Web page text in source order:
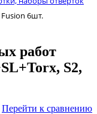
6шт.
работ
S2,
Перейти к сравнению